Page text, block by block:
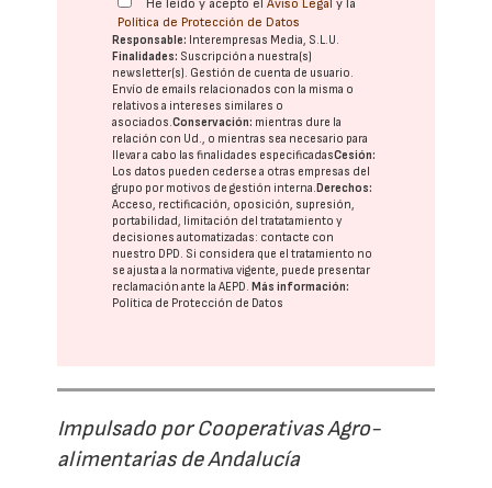
He leído y acepto elAviso Legal y la
Política de Protección de Datos
Responsable: Interempresas Media, S.L.U.
Finalidades: Suscripción a nuestra(s)
newsletter(s). Gestión de cuenta de usuario.
Envío de emails relacionados con la misma o
relativos a intereses similares o
asociados.Conservación: mientras dure la
relación con Ud., o mientras sea necesario para
llevar a cabo las finalidades especificadasCesión:
Los datos pueden cederse a otras empresas del
grupo por motivos de gestión interna. Derechos:
Acceso, rectificación, oposición, supresión,
portabilidad, limitación del tratatamiento y
decisiones automatizadas: contacte con
nuestro DPD. Si considera que el tratamiento no
se ajusta a la normativa vigente, puede presentar
reclamación ante laAEPD. Más información:
Política de Protección de Datos
Impulsado por Cooperativas Agro-
alimentarias de Andalucía